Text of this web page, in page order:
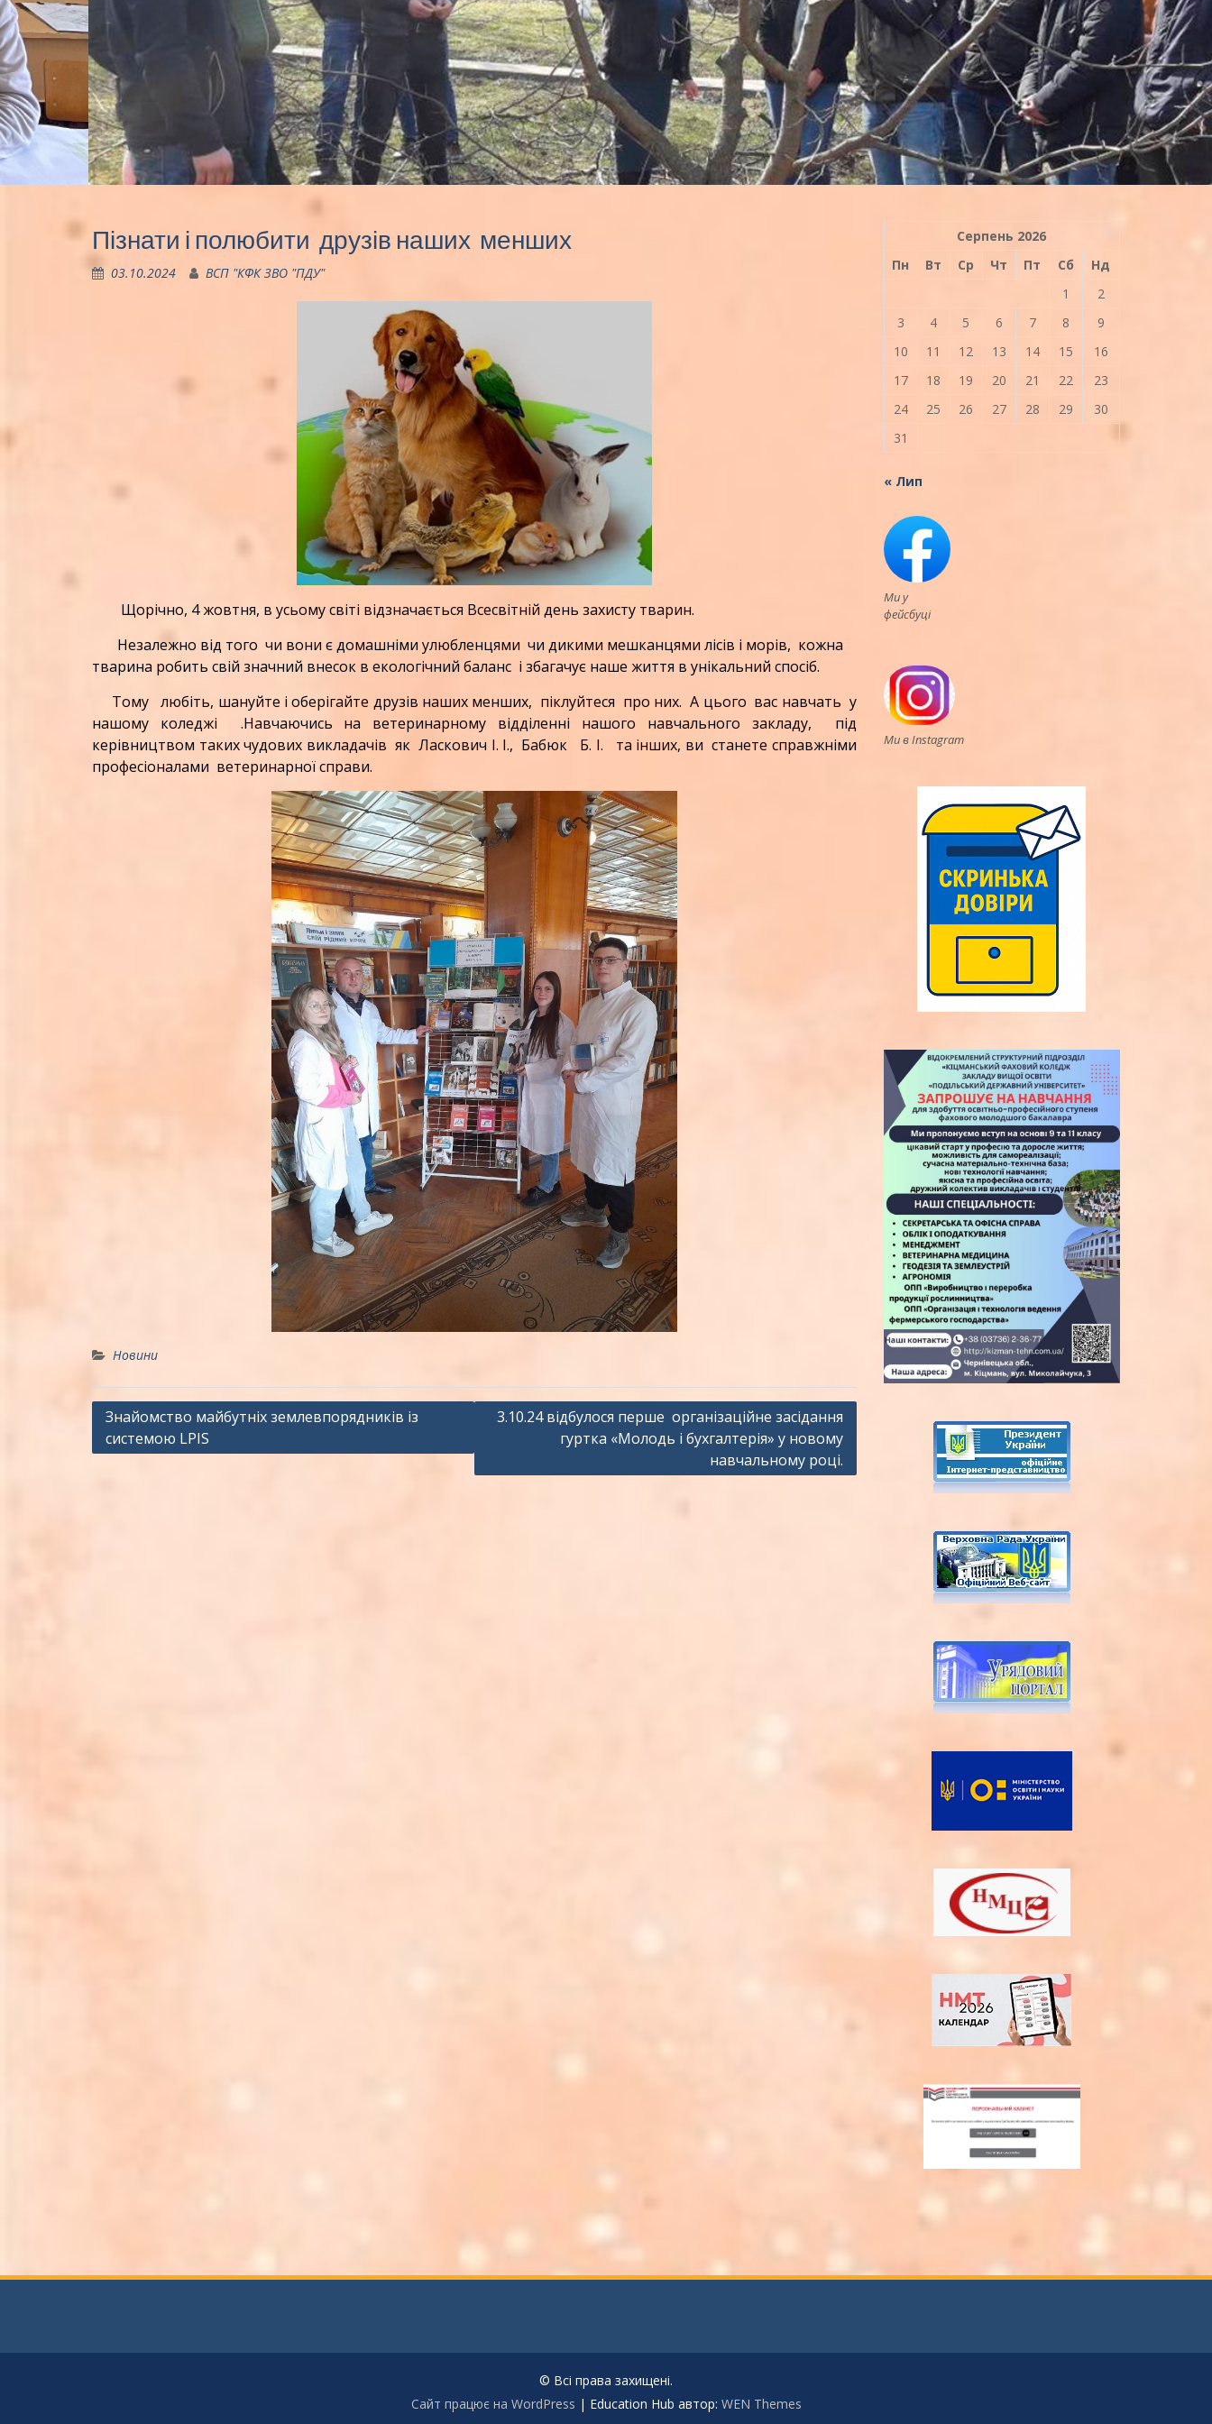
Пізнати і полюбити друзів наших менших
03.10.2024 ВСП "КФК ЗВО "ПДУ"
Щорічно, 4 жовтня, в усьому світі відзначається Всесвітній день захисту тварин.
Незалежно від того чи вони є домашніми улюбленцями чи дикими мешканцями лісів і морів, кожна
тварина робить свій значний внесок в екологічний баланс і збагачує наше життя в унікальний спосіб.
Тому любіть, шануйте і оберігайте друзів наших менших, піклуйтеся про них. А цього вас навчать у
нашому коледжі .Навчаючись на ветеринарному відділенні нашого навчального закладу, під
керівництвом таких чудових викладачів як Ласкович І. І., Бабюк Б. І. та інших, ви станете справжніми
професіоналами ветеринарної справи.
Новини
Навігація
записів
Знайомство майбутніх землевпорядників із
системою LPIS
3.10.24 відбулося перше організаційне засідання
гуртка «Молодь і бухгалтерія» у новому
навчальному році.
Серпень 2026
Пн
Вт Ср Чт Пт Сб
Нд
1
2
3
4 5 6 7 8
9
10
11 12 13 14 15
16
17
18 19 20 21 22
23
24
25 26 27 28 29
30
31
« Лип
Ми у
фейсбуці
Ми в Instagram
© Всі права захищені.
Сайт працює на WordPress | Education Hub автор: WEN Themes